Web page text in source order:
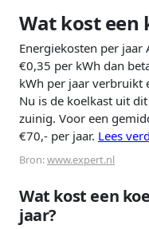
Wat kost een
Energiekosten per jaar
€0,35 per kWh dan
kWh per jaar verbruikt
Nu is de koelkast uit
zuinig. Voor een
€70,- per jaar. Lees
Bron:www.expert.nl
Wat kost een
jaar?